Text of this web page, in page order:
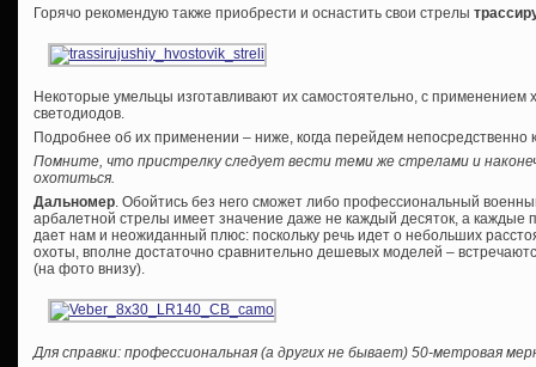
Горячо рекомендую также приобрести и оснастить свои стрелы
Некоторые умельцы изготавливают их самостоятельно, с
светодиодов.
Подробнее об их применении – ниже, когда перейдем непосредственно
Помните, что пристрелку следует вести теми же стрелами и
охотиться.
Дальномер. Обойтись без него сможет либо профессиональный
арбалетной стрелы имеет значение даже не каждый десяток, а каждые
дает нам и неожиданный плюс: поскольку речь идет о небольших
охоты, вполне достаточно сравнительно дешевых моделей –
(на фото внизу).
Для справки: профессиональная (а других не бывает) 50-метровая